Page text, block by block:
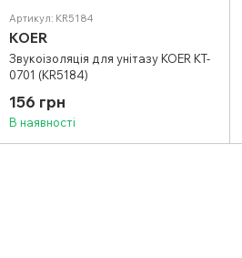
Артикул: KR5184
KOER
Звукоізоляція для унітазу KOER KT-
0701 (KR5184)
156 грн
В наявності